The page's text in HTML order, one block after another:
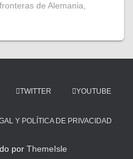
de Alemania,
TWITTER YOUTUBE
Y POLÍTICA DE PRIVACIDAD
por ThemeIsle